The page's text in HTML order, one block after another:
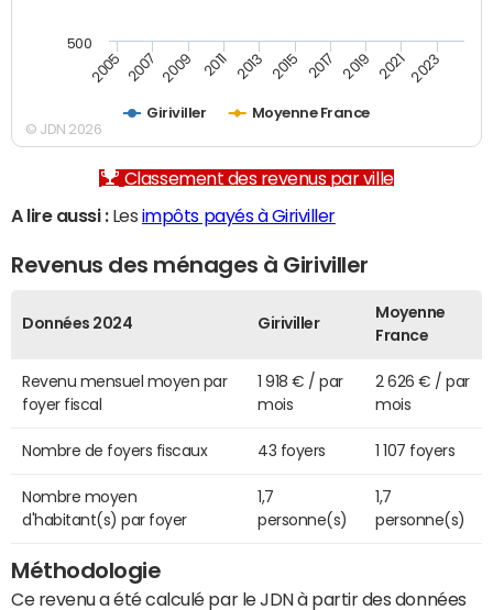
Giriviller Moyenne France
2005 2007 2009 2011 2013 2015 2017 2019 2021 2023
500
© JDN 2026
Classement des revenus par ville
A lire aussi :Les impôts payés à Giriviller
Revenus des ménages à Giriviller
Données 2024 Giriviller
Moyenne
France
Revenu mensuel moyen par
foyer fiscal
1 918 € / par
mois
2 626 € / par
mois
Nombre de foyers fiscaux 43 foyers 1 107 foyers
Nombre moyen
d'habitant(s) par foyer
1,7
personne(s)
1,7
personne(s)
Méthodologie
Ce revenu a été calculé par le JDN à partir des données